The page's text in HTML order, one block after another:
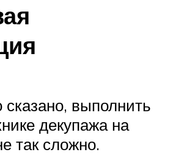
выполнить
декупажа на
так сложно.